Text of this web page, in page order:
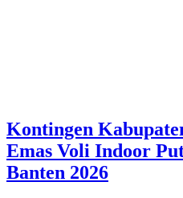
Kontingen
Emas Voli Indoor
Banten 2026